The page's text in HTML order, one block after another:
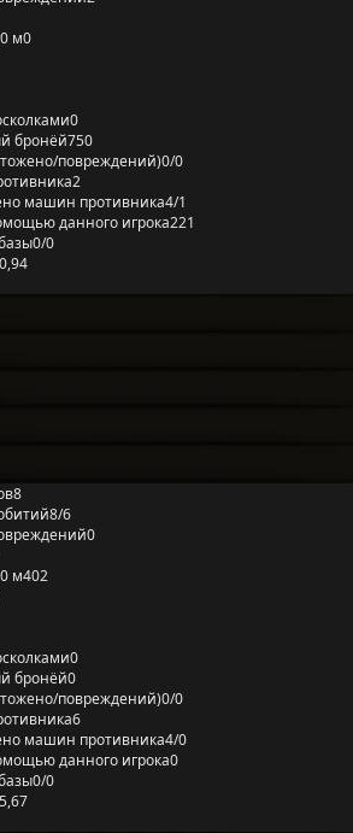
м0
0
бронёй750
повреждений)0/0
2
машин противника4/1
данного игрока221
0/0
0,94
8
8/6
0
м402
0
бронёй0
повреждений)0/0
6
машин противника4/0
данного игрока0
0/0
5,67